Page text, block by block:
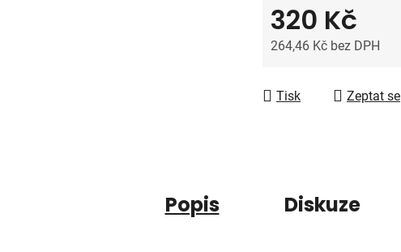
320 Kč
264,46 Kč bez DPH
Tisk
Zeptat se
Popis Diskuze